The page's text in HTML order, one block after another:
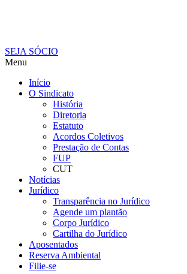
SEJA SÓCIO
Menu
Início
O Sindicato
História
Diretoria
Estatuto
Acordos Coletivos
Prestação de Contas
FUP
CUT
Notícias
Jurídico
Transparência no Jurídico
Agende um plantão
Corpo Jurídico
Cartilha do Jurídico
Aposentados
Reserva Ambiental
Filie-se